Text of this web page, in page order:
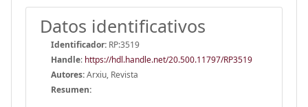
Datos identificativos
Identificador: RP:3519
Handle: https://hdl.handle.net/20.500.11797/RP3519
Autores:Arxiu, Revista
Resumen: